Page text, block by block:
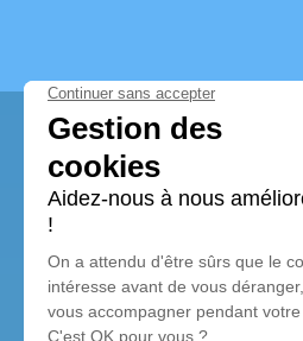
Pompes Funèbres
AuxPompes Funèbres LA
proches de manière digne et
vous accompagner dans ces
rendez-vous.
Notre agence